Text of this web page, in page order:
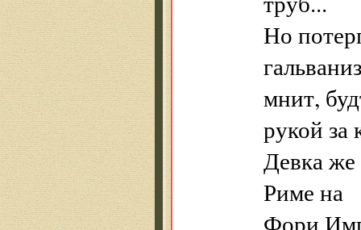
Но
мнит,
рукой за
Девка
Риме на
Фори